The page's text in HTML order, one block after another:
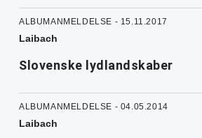
ALBUMANMELDELSE - 15.11.2017
Laibach
Slovenske lydlandskaber
ALBUMANMELDELSE - 04.05.2014
Laibach